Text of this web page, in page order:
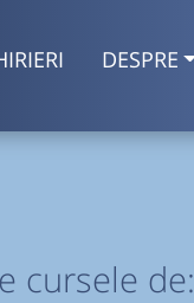
DESPRE
cursele de: